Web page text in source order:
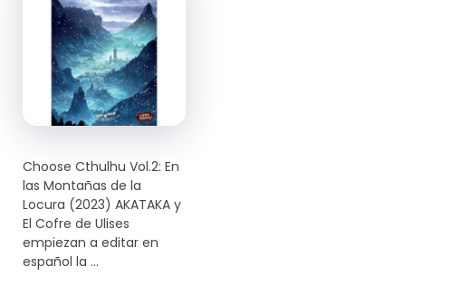
Choose Cthulhu Vol.2: En
las Montañas de la
Locura (2023) AKATAKA y
El Cofre de Ulises
empiezan a editar en
español la ...